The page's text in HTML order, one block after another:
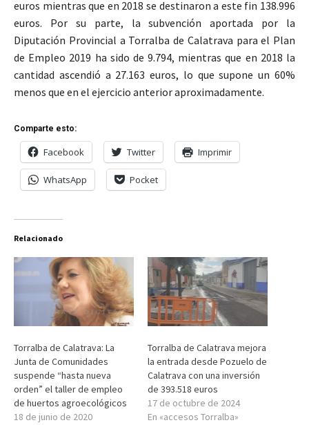
euros mientras que en 2018 se destinaron a este fin 138.996
euros. Por su parte, la subvención aportada por la
Diputación Provincial a Torralba de Calatrava para el Plan
de Empleo 2019 ha sido de 9.794, mientras que en 2018 la
cantidad ascendió a 27.163 euros, lo que supone un 60%
menos que en el ejercicio anterior aproximadamente.
Comparte esto:
Facebook Twitter Imprimir
WhatsApp Pocket
Relacionado
Torralba de Calatrava: La
Junta de Comunidades
suspende “hasta nueva
orden” el taller de empleo
de huertos agroecológicos
18 de junio de 2020
Torralba de Calatrava mejora
la entrada desde Pozuelo de
Calatrava con una inversión
de 393.518 euros
17 de octubre de 2024
En «accesos Torralba»